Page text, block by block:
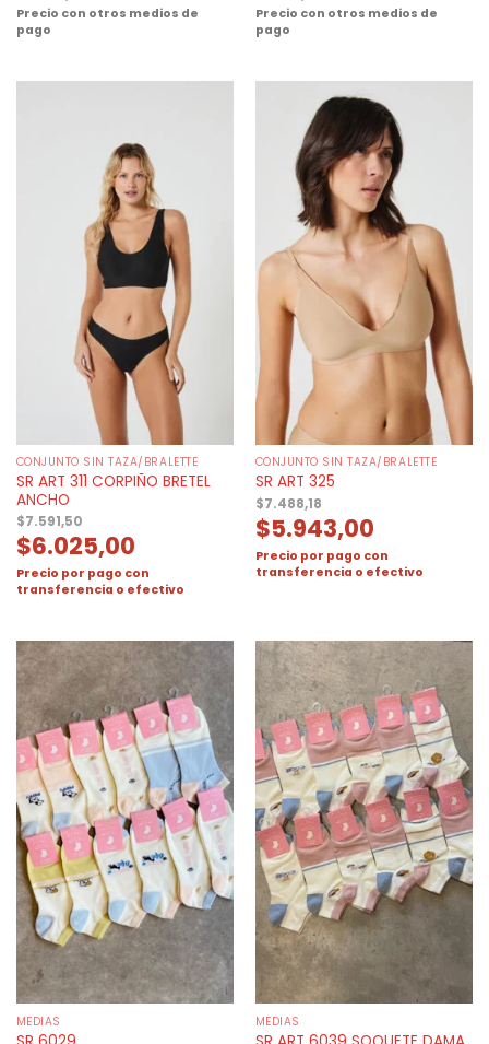
Precio con otros medios de
pago
Precio con otros medios de
pago
CONJUNTO SIN TAZA/BRALETTE
SR ART 311 CORPIÑO BRETEL
ANCHO
$7.591,50
$6.025,00
Precio por pago con
transferencia o efectivo
CONJUNTO SIN TAZA/BRALETTE
SR ART 325
$7.488,18
$5.943,00
Precio por pago con
transferencia o efectivo
MEDIAS MEDIAS